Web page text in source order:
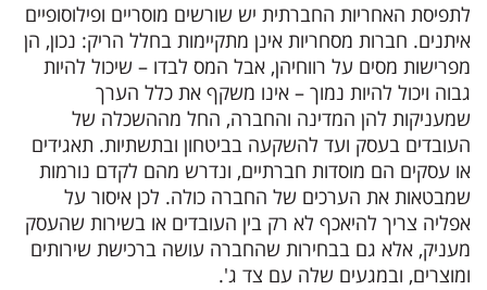
לתפיסת האחריות החברתית יש שורשים מוסריים ופילוסופיים
איתנים. חברות מסחריות אינן מתקיימות בחלל הריק: נכון, הן
מפרישות מסים על רווחיהן, אבל המס לבדו – שיכול להיות
גבוה ויכול להיות נמוך – אינו משקף את כלל הערך
שמעניקות להן המדינה והחברה, החל מההשכלה של
העובדים בעסק ועד להשקעה בביטחון ובתשתיות. תאגידים
או עסקים הם מוסדות חברתיים, ונדרש מהם לקדם נורמות
שמבטאות את הערכים של החברה כולה. לכן איסור על
אפליה צריך להיאכף לא רק בין העובדים או בשירות שהעסק
מעניק, אלא גם בבחירות שהחברה עושה ברכישת שירותים
ומוצרים, ובמגעים שלה עם צד ג'.